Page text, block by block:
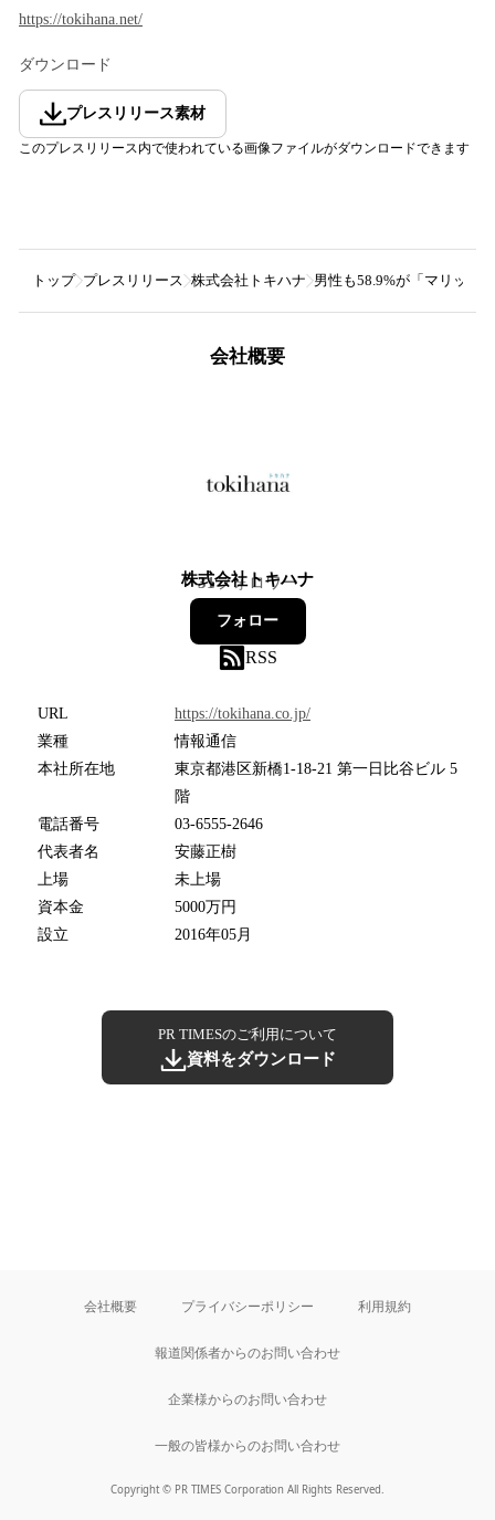
https://tokihana.net/
ダウンロード
プレスリリース素材
このプレスリリース内で使われている画像ファイルがダウンロードできます
トップ プレスリリース 株式会社トキハナ 男性も58.9%が「マリッジ
会社概要
株式会社トキハナ
31フォロワー
フォロー
RSS
URL
https://tokihana.co.jp/
業種
情報通信
本社所在地
東京都港区新橋1-18-21 第一日比谷ビル 5
階
電話番号
03-6555-2646
代表者名
安藤正樹
上場
未上場
資本金
5000万円
設立
2016年05月
PR TIMESのご利用について
資料をダウンロード
会社概要 プライバシーポリシー 利用規約
報道関係者からのお問い合わせ
企業様からのお問い合わせ
一般の皆様からのお問い合わせ
Copyright © PR TIMES Corporation All Rights Reserved.